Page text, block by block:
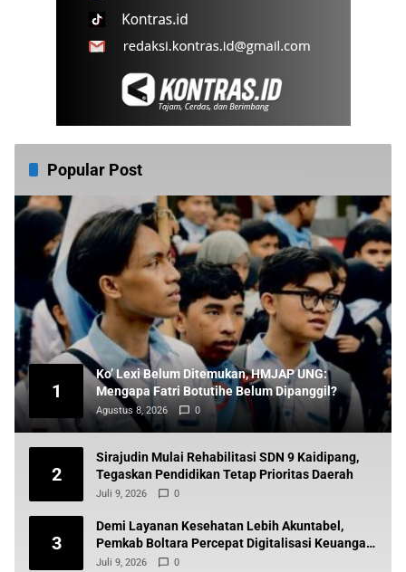
Popular Post
1
Ko’ Lexi Belum Ditemukan, HMJAP UNG:
Mengapa Fatri Botutihe Belum Dipanggil?
Agustus 8, 2026 0
2
Sirajudin Mulai Rehabilitasi SDN 9 Kaidipang,
Tegaskan Pendidikan Tetap Prioritas Daerah
Juli 9, 2026 0
3
Demi Layanan Kesehatan Lebih Akuntabel,
Pemkab Boltara Percepat Digitalisasi Keuangan
BLUD
Juli 9, 2026 0